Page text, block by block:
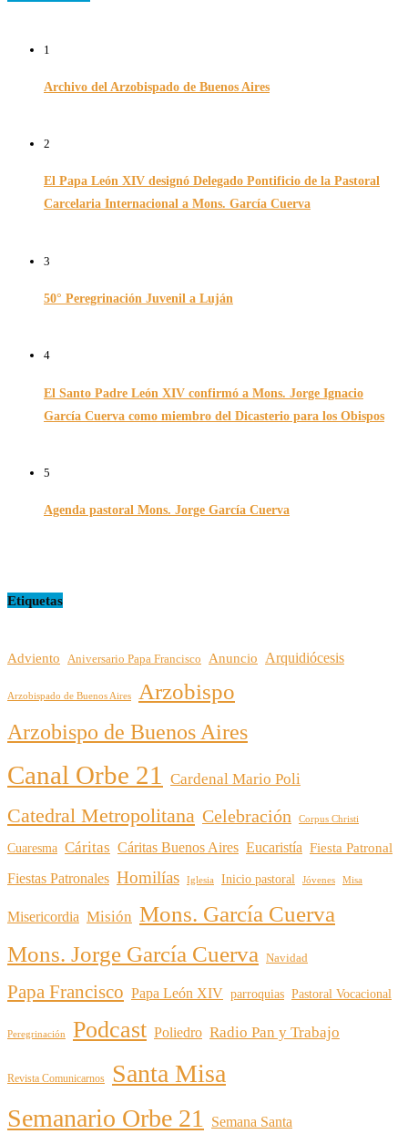
1
Archivo del Arzobispado de Buenos Aires
2
El Papa León XIV designó Delegado Pontificio de la Pastoral
Carcelaria Internacional a Mons. García Cuerva
3
50° Peregrinación Juvenil a Luján
4
El Santo Padre León XIV confirmó a Mons. Jorge Ignacio
García Cuerva como miembro del Dicasterio para los Obispos
5
Agenda pastoral Mons. Jorge García Cuerva
Etiquetas
Adviento Aniversario Papa Francisco Anuncio Arquidiócesis
Arzobispado de Buenos Aires Arzobispo
Arzobispo de Buenos Aires
Canal Orbe 21 Cardenal Mario Poli
Catedral Metropolitana Celebración Corpus Christi
Cuaresma Cáritas Cáritas Buenos Aires Eucaristía Fiesta Patronal
Fiestas Patronales Homilías Iglesia Inicio pastoral Jóvenes Misa
Misericordia Misión Mons. García Cuerva
Mons. Jorge García Cuerva
Navidad
Papa Francisco Papa León XIV parroquias Pastoral Vocacional
Peregrinación Podcast Poliedro Radio Pan y Trabajo
Revista Comunicarnos
Santa Misa
Semanario Orbe 21 Semana Santa